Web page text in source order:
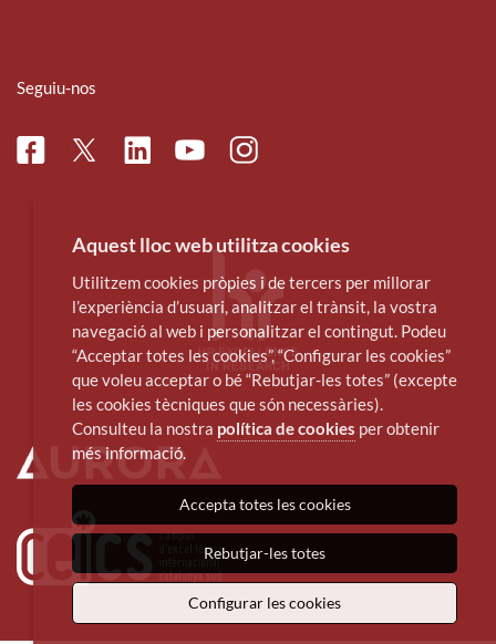
Seguiu-nos
FacebookTwitterLinkedinYoutubeInstagram
Aquest lloc web utilitza cookies
Utilitzem cookies pròpies i de tercers per millorar
l’experiència d’usuari, analitzar el trànsit, la vostra
navegació al web i personalitzar el contingut. Podeu
“Acceptar totes les cookies”, “Configurar les cookies”
que voleu acceptar o bé “Rebutjar-les totes” (excepte
les cookies tècniques que són necessàries).
Consulteu la nostra política de cookies per obtenir
més informació.
Accepta totes les cookies
Rebutjar-les totes
Configurar les cookies